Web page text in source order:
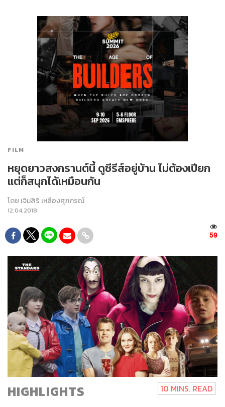
FILM
หยุดยาวสงกรานต์นี้ ดูซีรีส์อยู่บ้าน ไม่ต้องเปียก
แต่ก็สนุกได้เหมือนกัน
โดย เจิมสิริ เหลืองศุภภรณ์
12.04.2018
59
HIGHLIGHTS 10 MINS. READ